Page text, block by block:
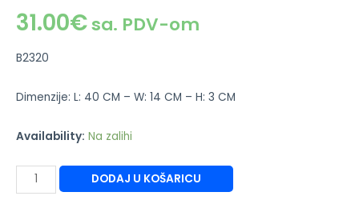
31.00€sa. PDV-om
B2320
Dimenzije: L: 40 CM – W: 14 CM – H: 3 CM
Availability: Na zalihi
DODAJ U KOŠARICU